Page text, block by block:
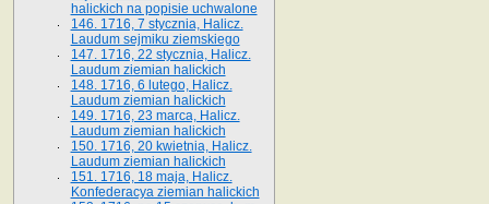
halickich na popisie uchwalone
146. 1716, 7 stycznia, Halicz.
Laudum sejmiku ziemskiego
147. 1716, 22 stycznia, Halicz.
Laudum ziemian halickich
148. 1716, 6 lutego, Halicz.
Laudum ziemian halickich
149. 1716, 23 marca, Halicz.
Laudum ziemian halickich
150. 1716, 20 kwietnia, Halicz.
Laudum ziemian halickich
151. 1716, 18 maja, Halicz.
Konfederacya ziemian halickich